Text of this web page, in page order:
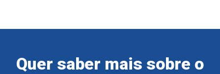
Quer saber mais sobre o